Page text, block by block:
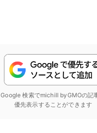
Google 検索でmichill byGMOの記
優先表示することができます